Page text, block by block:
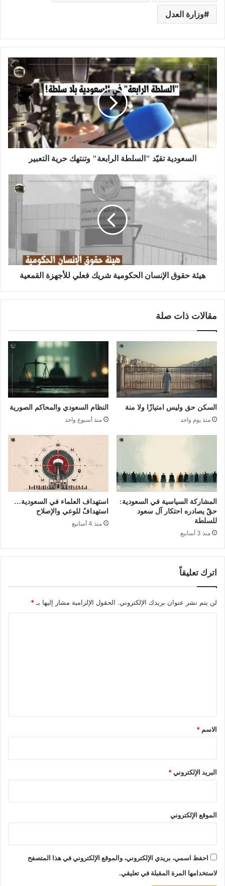
وزارة العدل
السعودية تقيّد "السلطة الرابعة" وتنتهك حرية التعبير
هيئة حقوق الإنسان الحكومية شريك فعلي للأجهزة القمعية
مقالات ذات صلة
السكن حق وليس امتيازًا ولا منة
منذ يوم واحد
النظام السعودي والمحاكم الصورية
منذ أسبوع واحد
المشاركة السياسية في السعودية:
حقّ يصادره احتكار آل سعود
للسلطة
منذ 3 أسابيع
استهداف العلماء في السعودية…
استهدافٌ للوعي والإصلاح
منذ 4 أسابيع
اترك تعليقاً
لن يتم نشر عنوان بريدك الإلكتروني. الحقول الإلزامية مشار إليها بـ *
*
الاسم *
البريد الإلكتروني*
الموقع الإلكتروني
احفظ اسمي، بريدي الإلكتروني، والموقع الإلكتروني في هذا المتصفح
لاستخدامها المرة المقبلة في تعليقي.